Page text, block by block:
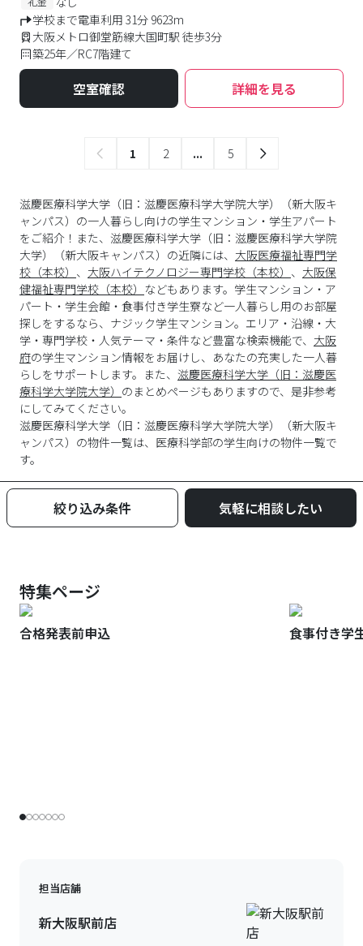
学校まで電車利用 31分 9623m
大阪メトロ御堂筋線大国町駅 徒歩3分
築25年／RC7階建て
空室確認 詳細を見る
1 2 ... 5
滋慶医療科学大学（旧：滋慶医療科学大学院大学）（新大阪キ
ャンパス）の一人暮らし向けの学生マンション・学生アパート
をご紹介！また、滋慶医療科学大学（旧：滋慶医療科学大学院
大学）（新大阪キャンパス）の近隣には、 大阪医療福祉専門学
校（本校） 、 大阪ハイテクノロジー専門学校（本校） 、 大阪保
健福祉専門学校（本校） などもあります。学生マンション・ア
パート・学生会館・食事付き学生寮など一人暮らし用のお部屋
探しをするなら、ナジック学生マンション。エリア・沿線・大
学・専門学校・人気テーマ・条件など豊富な検索機能で、 大阪
府の学生マンション情報をお届けし、あなたの充実した一人暮
らしをサポートします。また、 滋慶医療科学大学（旧：滋慶医
療科学大学院大学） のまとめページもありますので、是非参考
にしてみてください。
滋慶医療科学大学（旧：滋慶医療科学大学院大学）
（新大阪キ
ャンパス）の物件一覧は、 医療科学部の学生向けの物件一覧で
す。
絞り込み条件 気軽に相談したい
特集ページ
合格発表前申込 食事付き学
担当店舗
新大阪駅前店